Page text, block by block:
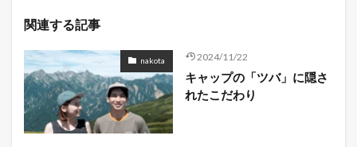
関連する記事
nakota 2024/11/22
キャップの「ツバ」に隠さ
れたこだわり